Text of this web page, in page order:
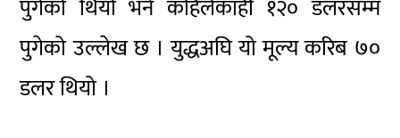
पुगेको थियो भने कहिलेकाहीँ १२० डलरसम्म
पुगेको उल्लेख छ । युद्धअघि यो मूल्य करिब ७०
डलर थियो ।